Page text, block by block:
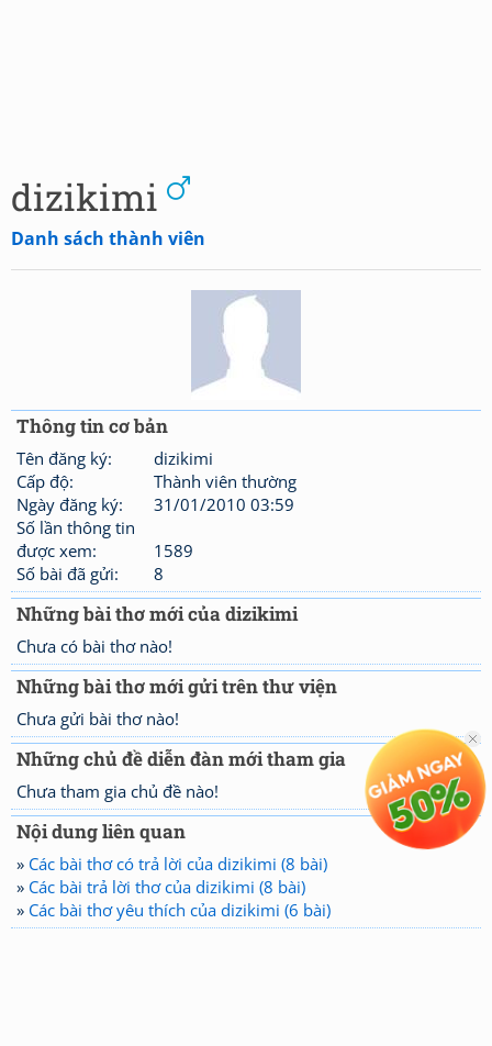
dizikimi
Danh sách thành viên
Thông tin cơ bản
Tên đăng ký:
dizikimi
Cấp độ:
Thành viên thường
Ngày đăng ký:
31/01/2010 03:59
Số lần thông tin
được xem:
1589
Số bài đã gửi:
8
Những bài thơ mới của dizikimi
Chưa có bài thơ nào!
Những bài thơ mới gửi trên thư viện
Chưa gửi bài thơ nào!
Những chủ đề diễn đàn mới tham gia
Chưa tham gia chủ đề nào!
Nội dung liên quan
» Các bài thơ có trả lời của dizikimi (8 bài)
» Các bài trả lời thơ của dizikimi (8 bài)
» Các bài thơ yêu thích của dizikimi (6 bài)